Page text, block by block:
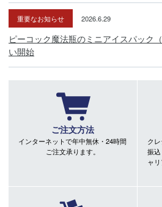
重要なお知らせ 2026.6.29
ピーコック魔法瓶のミニアイスパック
い開始
ご注文方法
インターネットで年中無休・24時間
ご注文承ります。
ク
振
ャ